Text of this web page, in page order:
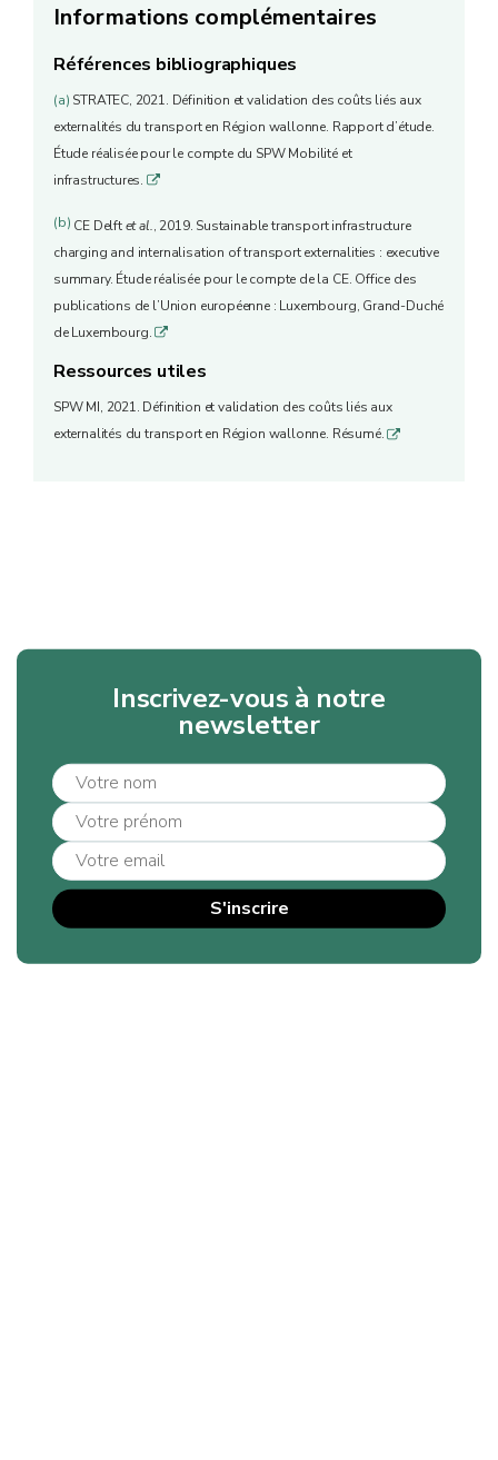
Informations complémentaires
Références bibliographiques
(a) STRATEC, 2021. Définition et validation des coûts liés aux
externalités du transport en Région wallonne. Rapport d’étude.
Étude réalisée pour le compte du SPW Mobilité et
infrastructures.
q
(b) CE Delftet al., 2019. Sustainable transport infrastructure
charging and internalisation of transport externalities : executive
summary. Étude réalisée pour le compte de la CE. Office des
publications de l’Union européenne : Luxembourg, Grand-Duché
de Luxembourg.q
Ressources utiles
SPW MI, 2021. Définition et validation des coûts liés aux
externalités du transport en Région wallonne. Résumé.q
Inscrivez-vous à notre
newsletter